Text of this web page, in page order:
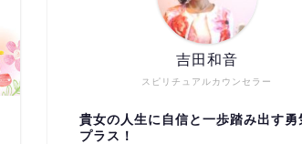
スピリチュアルカウンセラー
吉田和音
貴女の人生に自信と一歩踏み出す勇
プラス！